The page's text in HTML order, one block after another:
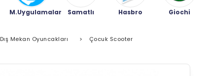
M.Uygulamalar Samatlı Hasbro Giochi
Dış Mekan Oyuncakları > Çocuk Scooter